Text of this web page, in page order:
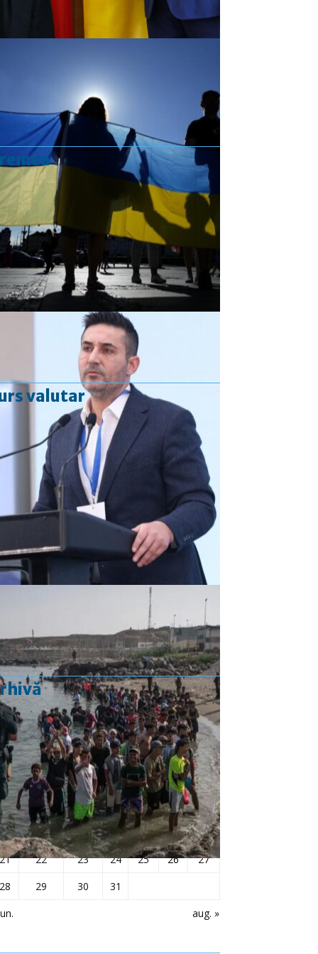
valutar
Curs valutar: 06 Aug 2026
EUR
: 5,2513 RON
+0,0024 ▲
USD: 4,5507 RON
+0,0027 ▲
CHF
: 5,6221 RON
+0,0011 ▲
GBP: 6,1236 RON
-0,0008 ▼
Convertor valutar
»
Rezultat:
iulie 2025
L Ma Mi J V S D
aug. »
1 2 3 4 5
6
7
8 9 10 11 12
13
15 16 17 18 19
20
22 23 24 25 26
27
28
29 30 31